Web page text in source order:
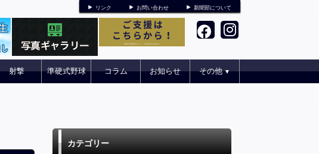
リンク お問い合わせ 新聞部について
射撃 準硬式野球 コラム お知らせ その他▼
カテゴリー